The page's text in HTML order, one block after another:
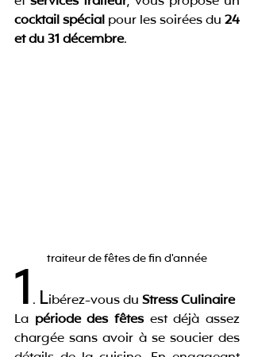
cocktail spécial pour les soirées du 24
et du 31 décembre.
traiteur de fêtes de fin d'année
1 . Libérez-vous du Stress Culinaire
La période des fêtes est déjà assez
chargée sans avoir à se soucier des